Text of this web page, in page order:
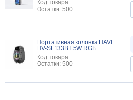
Код товара:
Остатки: 500
Портативная колонка HAVIT
HV-SF133BT 5W RGB
Код товара:
Остатки: 500